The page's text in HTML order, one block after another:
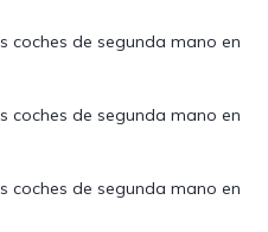
coches de segunda mano en
coches de segunda mano en
coches de segunda mano en